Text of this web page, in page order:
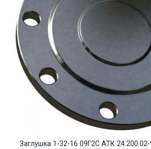
Заглушка 1-32-16 09Г2С АТК